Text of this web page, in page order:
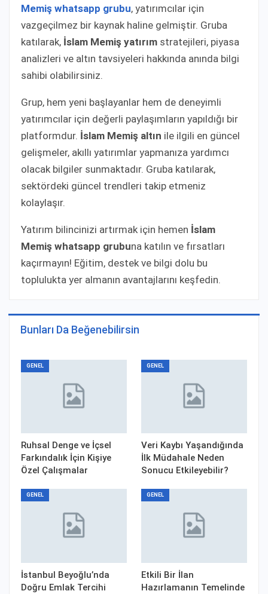
Memiş whatsapp grubu, yatırımcılar için
vazgeçilmez bir kaynak haline gelmiştir. Gruba
katılarak, İslam Memiş yatırım stratejileri, piyasa
analizleri ve altın tavsiyeleri hakkında anında bilgi
sahibi olabilirsiniz.
Grup, hem yeni başlayanlar hem de deneyimli
yatırımcılar için değerli paylaşımların yapıldığı bir
platformdur. İslam Memiş altın ile ilgili en güncel
gelişmeler, akıllı yatırımlar yapmanıza yardımcı
olacak bilgiler sunmaktadır. Gruba katılarak,
sektördeki güncel trendleri takip etmeniz
kolaylaşır.
Yatırım bilincinizi artırmak için hemen İslam
Memiş whatsapp grubuna katılın ve fırsatları
kaçırmayın! Eğitim, destek ve bilgi dolu bu
toplulukta yer almanın avantajlarını keşfedin.
Bunları Da Beğenebilirsin
GENEL
Ruhsal Denge ve İçsel
Farkındalık İçin Kişiye
Özel Çalışmalar
GENEL
Veri Kaybı Yaşandığında
İlk Müdahale Neden
Sonucu Etkileyebilir?
GENEL
İstanbul Beyoğlu’nda
Doğru Emlak Tercihi
GENEL
Etkili Bir İlan
Hazırlamanın Temelinde